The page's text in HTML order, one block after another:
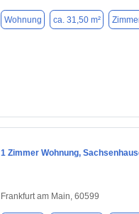
Wohnung ca. 31,50 m²
1 Zimmer Wohnung,
Frankfurt am Main, 60599